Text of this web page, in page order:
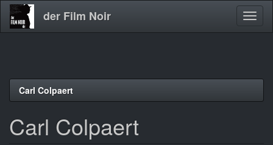
Direkt
der Film Noir
Carl Colpaert
Carl Colpaert